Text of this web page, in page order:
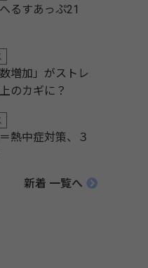
へるすあっぷ21
増加」がストレ
のカギに？
熱中症対策、３
新着 一覧へ